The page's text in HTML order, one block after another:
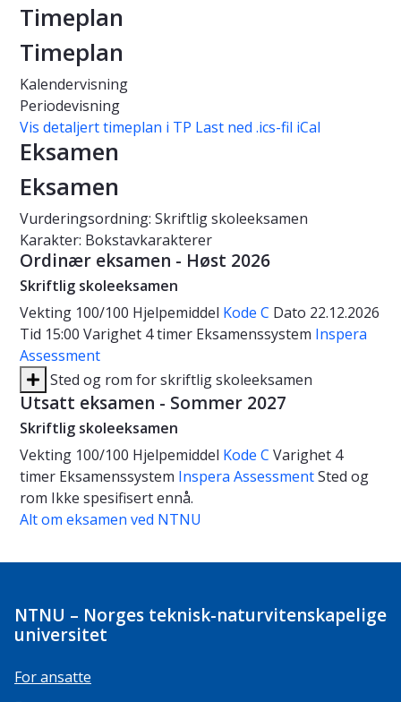
Timeplan
Timeplan
Kalendervisning
Periodevisning
Vis detaljert timeplan i TP Last ned .ics-fil iCal
Eksamen
Eksamen
Vurderingsordning: Skriftlig skoleeksamen
Karakter: Bokstavkarakterer
Ordinær eksamen - Høst 2026
Skriftlig skoleeksamen
Vekting 100/100 Hjelpemiddel Kode C Dato 22.12.2026
Tid 15:00 Varighet 4 timer Eksamenssystem Inspera
Assessment
Sted og rom for skriftlig skoleeksamen
Utsatt eksamen - Sommer 2027
Skriftlig skoleeksamen
Vekting 100/100 Hjelpemiddel Kode C Varighet 4
timer Eksamenssystem Inspera AssessmentSted og
rom Ikke spesifisert ennå.
Alt om eksamen ved NTNU
NTNU – Norges teknisk-naturvitenskapelige
universitet
For ansatte